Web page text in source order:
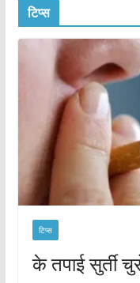
टिप्स
टिप्स
के तपाई सुर्ती